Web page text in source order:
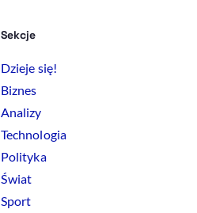
Sekcje
Dzieje się!
Biznes
Analizy
Technologia
Polityka
Świat
Sport